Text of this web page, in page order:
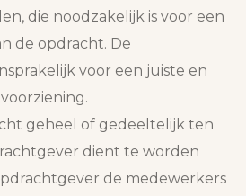
die noodzakelijk is voor een
de opdracht. De
voor een juiste en
geheel of gedeeltelijk ten
dient te worden
de medewerkers